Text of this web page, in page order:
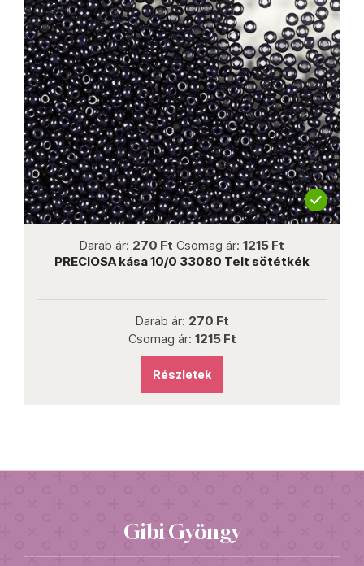
270 Ft Csomag ár:1215 Ft
kása 10/0 33080 Telt sötétkék
270 Ft
Csomag ár:1215 Ft
Gibi Gyöngy